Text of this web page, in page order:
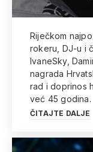
Riječkom
rokeru, DJ-u i
IvaneSky,
nagrada
rad i doprinos
već 45 godina.
ČITAJTE DALJE